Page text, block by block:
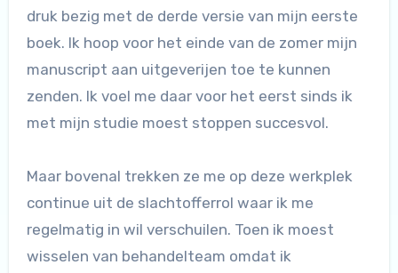
druk bezig met de derde versie van mijn eerste
boek. Ik hoop voor het einde van de zomer mijn
manuscript aan uitgeverijen toe te kunnen
zenden. Ik voel me daar voor het eerst sinds ik
met mijn studie moest stoppen succesvol.
Maar bovenal trekken ze me op deze werkplek
continue uit de slachtofferrol waar ik me
regelmatig in wil verschuilen. Toen ik moest
wisselen van behandelteam omdat ik